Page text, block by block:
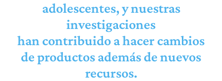
adolescentes, y nuestras
investigaciones
han contribuido a hacer cambios
de productos además de nuevos
recursos.